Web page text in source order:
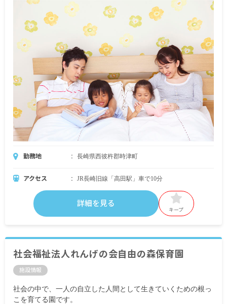
勤務地 長崎県西彼杵郡時津町
アクセス JR長崎旧線「高田駅」車で10分
詳細を見る
キープ
社会福祉法人れんげの会自由の森保育園
施設情報
社会の中で、一人の自立した人間として生きていくための根っ
こを育てる園です。